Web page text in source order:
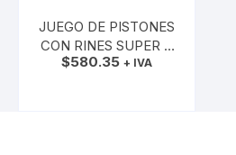
JUEGO DE PISTONES
CON RINES SUPER B
1.8 AWT AUDI A4 1.8
$580.35 + IVA